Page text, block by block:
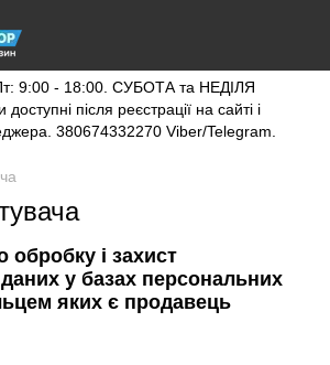
9:00 - 18:00. СУБОТА та НЕДІЛЯ
доступні після реєстрації на сайті і
380674332270 Viber/Telegram.
і захист
у базах персональних
яких є продавець